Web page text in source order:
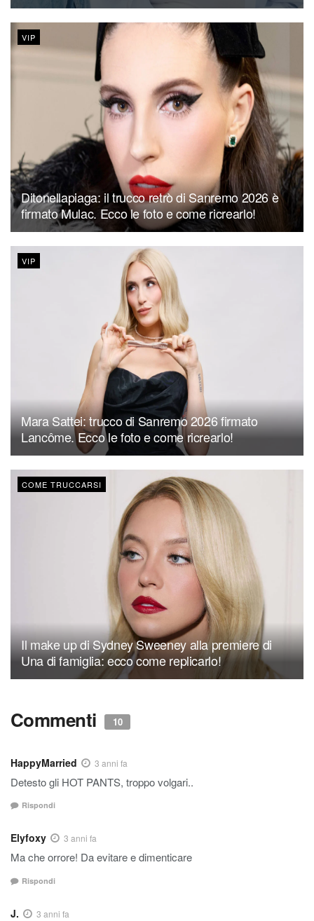
VIP
Ditonellapiaga: il trucco retrò di Sanremo 2026 è
firmato Mulac. Ecco le foto e come ricrearlo!
VIP
Mara Sattei: trucco di Sanremo 2026 firmato
Lancôme. Ecco le foto e come ricrearlo!
COME TRUCCARSI
Il make up di Sydney Sweeney alla premiere di
Una di famiglia: ecco come replicarlo!
Commenti 10
HappyMarried 3 anni fa
Detesto gli HOT PANTS, troppo volgari..
Rispondi
Elyfoxy 3 anni fa
Ma che orrore! Da evitare e dimenticare
Rispondi
J. 3 anni fa